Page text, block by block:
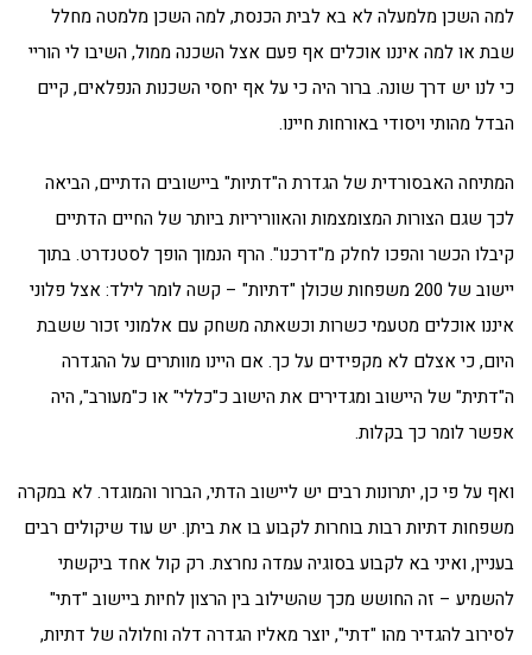
למה השכן מלמעלה לא בא לבית הכנסת, למה השכן מלמטה מחלל
שבת או למה איננו אוכלים אף פעם אצל השכנה ממול, השיבו לי הוריי
כי לנו יש דרך שונה. ברור היה כי על אף יחסי השכנות הנפלאים, קיים
הבדל מהותי ויסודי באורחות חיינו.
המתיחה האבסורדית של הגדרת ה"דתיות" ביישובים הדתיים, הביאה
לכך שגם הצורות המצומצמות והאווריריות ביותר של החיים הדתיים
קיבלו הכשר והפכו לחלק מ"דרכנו". הרף הנמוך הופך לסטנדרט. בתוך
יישוב של 200 משפחות שכולן "דתיות" – קשה לומר לילד: אצל פלוני
איננו אוכלים מטעמי כשרות וכשאתה משחק עם אלמוני זכור ששבת
היום, כי אצלם לא מקפידים על כך. אם היינו מוותרים על ההגדרה
ה"דתית" של היישוב ומגדירים את הישוב כ"כללי" או כ"מעורב", היה
אפשר לומר כך בקלות.
ואף על פי כן, יתרונות רבים יש ליישוב הדתי, הברור והמוגדר. לא במקרה
משפחות דתיות רבות בוחרות לקבוע בו את ביתן. יש עוד שיקולים רבים
בעניין, ואיני בא לקבוע בסוגיה עמדה נחרצת. רק קול אחד ביקשתי
להשמיע – זה החושש מכך שהשילוב בין הרצון לחיות ביישוב "דתי"
לסירוב להגדיר מהו "דתי", יוצר מאליו הגדרה דלה וחלולה של דתיות,